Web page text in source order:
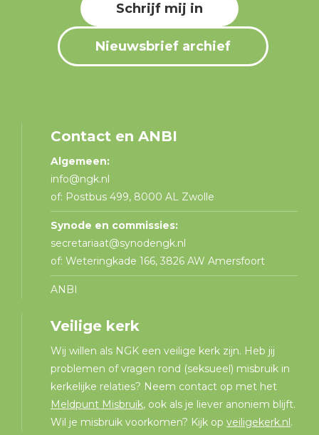
Schrijf mij in
Nieuwsbrief archief
Contact en ANBI
Algemeen:
info@ngk.nl
of: Postbus 499, 8000 AL Zwolle
Synode en commissies:
secretariaat@synodengk.nl
of: Weteringkade 166, 3826 AW Amersfoort
ANBI
Veilige kerk
Wij willen als NGK een veilige kerk zijn. Heb jij
problemen of vragen rond (seksueel) misbruik in
kerkelijke relaties? Neem contact op met het
Meldpunt Misbruik, ook als je liever anoniem blijft.
Wil je misbruik voorkomen? Kijk opveiligekerk.nl .